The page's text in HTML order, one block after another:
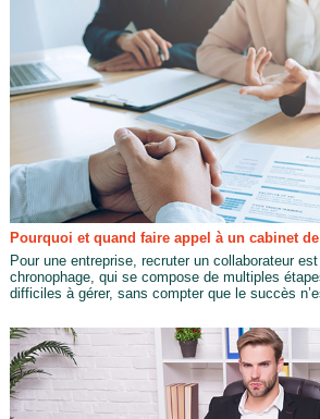
Pourquoi et quand faire appel à un cabinet
Pour une entreprise, recruter un collaborateur
chronophage, qui se compose de multiples
difficiles à gérer, sans compter que le succès